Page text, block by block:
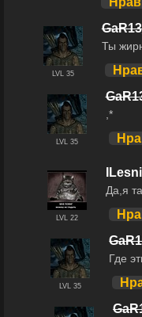
LVL 35
Ты
LVL 35
,*
LVL 22
Да,я
LVL 35
Где